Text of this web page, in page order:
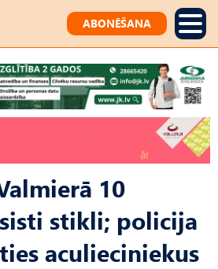
ABONĒŠANA
10
stikli; policija
aculieciniekus